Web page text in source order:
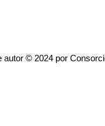
autor © 2024 por